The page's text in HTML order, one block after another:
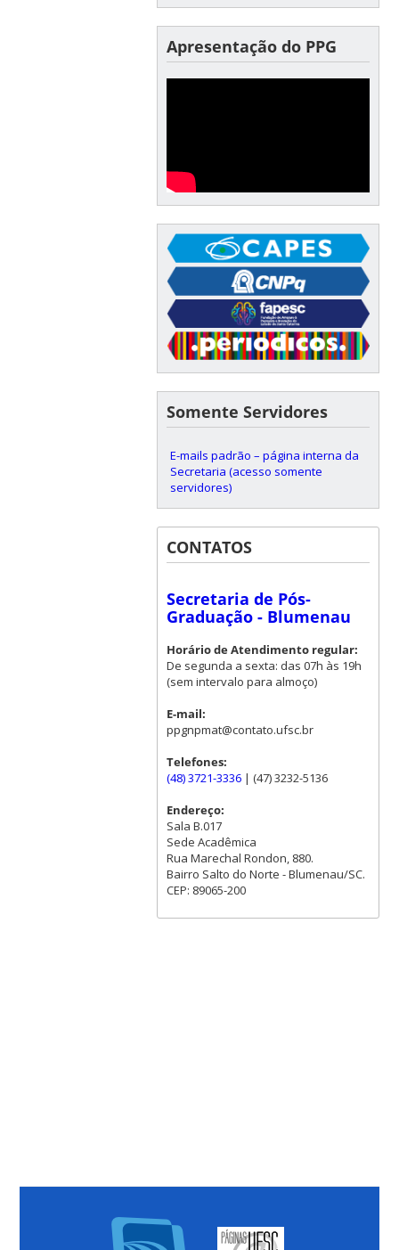
Apresentação do PPG
Somente Servidores
E-mails padrão – página interna da
Secretaria (acesso somente
servidores)
CONTATOS
Secretaria de Pós-
Graduação - Blumenau
Horário de Atendimento regular:
De segunda a sexta: das 07h às 19h
(sem intervalo para almoço)
E-mail:
ppgnpmat@contato.ufsc.br
Telefones:
(48) 3721-3336| (47) 3232-5136
Endereço:
Sala B.017
Sede Acadêmica
Rua Marechal Rondon, 880.
Bairro Salto do Norte - Blumenau/SC.
CEP: 89065-200